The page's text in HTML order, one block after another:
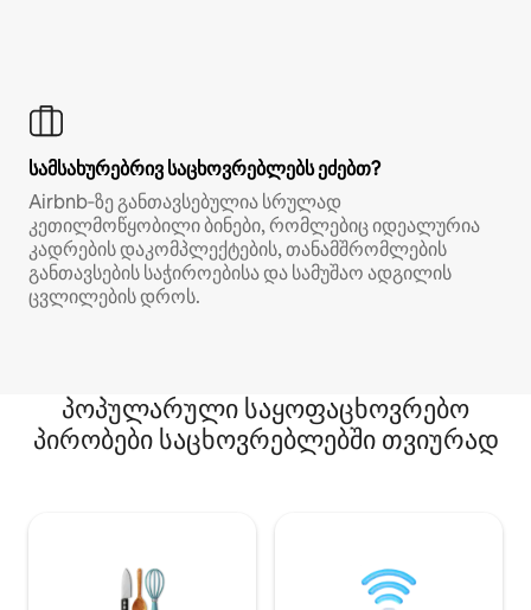
სამსახურებრივ საცხოვრებლებს ეძებთ?
Airbnb‑ზე განთავსებულია სრულად
კეთილმოწყობილი ბინები, რომლებიც იდეალურია
კადრების დაკომპლექტების, თანამშრომლების
განთავსების საჭიროებისა და სამუშაო ადგილის
ცვლილების დროს.
პოპულარული საყოფაცხოვრებო
პირობები საცხოვრებლებში თვიურად